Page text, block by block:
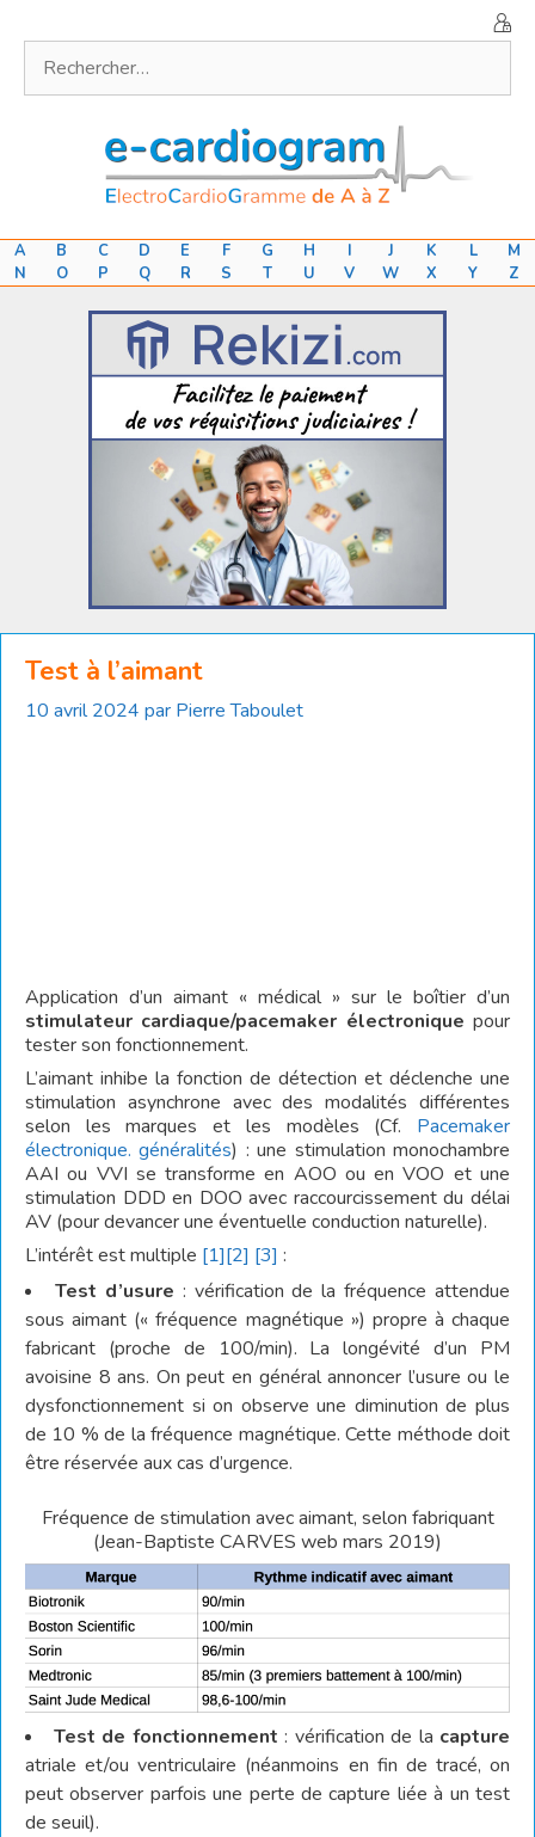
contenu
A B C D E F G H I J K L
M
N
O P Q R S T U V W X Y Z
Test à l’aimant
10 avril 2024 par Pierre Taboulet
Application d’un aimant « médical » sur le boîtier d’un
stimulateur cardiaque/pacemaker électronique pour
tester son fonctionnement.
L’aimant inhibe la fonction de détection et déclenche une
stimulation asynchrone avec des modalités différentes
selon les marques et les modèles (Cf. Pacemaker
électronique. généralités) : une stimulation monochambre
AAI ou VVI se transforme en AOO ou en VOO et une
stimulation DDD en DOO avec raccourcissement du délai
AV (pour devancer une éventuelle conduction naturelle).
L’intérêt est multiple [1][2] [3] :
Test d’usure : vérification de la fréquence attendue
sous aimant (« fréquence magnétique ») propre à chaque
fabricant (proche de 100/min). La longévité d’un PM
avoisine 8 ans. On peut en général annoncer l’usure ou le
dysfonctionnement si on observe une diminution de plus
de 10 % de la fréquence magnétique. Cette méthode doit
être réservée aux cas d’urgence.
Fréquence de stimulation avec aimant, selon fabriquant
(Jean-Baptiste CARVES web mars 2019)
Test de fonctionnement : vérification de la capture
atriale et/ou ventriculaire (néanmoins en fin de tracé, on
peut observer parfois une perte de capture liée à un test
de seuil).